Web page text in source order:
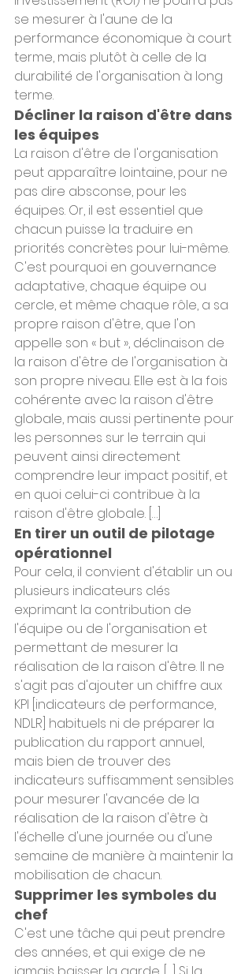
se mesurer à l'aune de la
performance économique à court
terme, mais plutôt à celle de la
durabilité de l'organisation à long
terme.
Décliner la raison d'être dans
les équipes
La raison d'être de l'organisation
peut apparaître lointaine, pour ne
pas dire absconse, pour les
équipes. Or, il est essentiel que
chacun puisse la traduire en
priorités concrètes pour lui-même.
C'est pourquoi en gouvernance
adaptative, chaque équipe ou
cercle, et même chaque rôle, a sa
propre raison d'être, que l'on
appelle son « but », déclinaison de
la raison d'être de l'organisation à
son propre niveau. Elle est à la fois
cohérente avec la raison d'être
globale, mais aussi pertinente pour
les personnes sur le terrain qui
peuvent ainsi directement
comprendre leur impact positif, et
en quoi celui-ci contribue à la
raison d'être globale. […]
En tirer un outil de pilotage
opérationnel
Pour cela, il convient d'établir un ou
plusieurs indicateurs clés
exprimant la contribution de
l'équipe ou de l'organisation et
permettant de mesurer la
réalisation de la raison d'être. Il ne
s'agit pas d'ajouter un chiffre aux
KPI [indicateurs de performance,
NDLR] habituels ni de préparer la
publication du rapport annuel,
mais bien de trouver des
indicateurs suffisamment sensibles
pour mesurer l'avancée de la
réalisation de la raison d'être à
l'échelle d'une journée ou d'une
semaine de manière à maintenir la
mobilisation de chacun.
Supprimer les symboles du
chef
C'est une tâche qui peut prendre
des années, et qui exige de ne